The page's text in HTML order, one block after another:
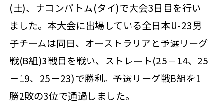
(土)、ナコンパトム(タイ)で大会3日目を行い
ました。本大会に出場している全日本U-23男
子チームは同日、オーストラリアと予選リーグ
戦(B組)3戦目を戦い、ストレート(25－14、25
－19、25－23)で勝利。予選リーグ戦B組を1
勝2敗の3位で通過しました。